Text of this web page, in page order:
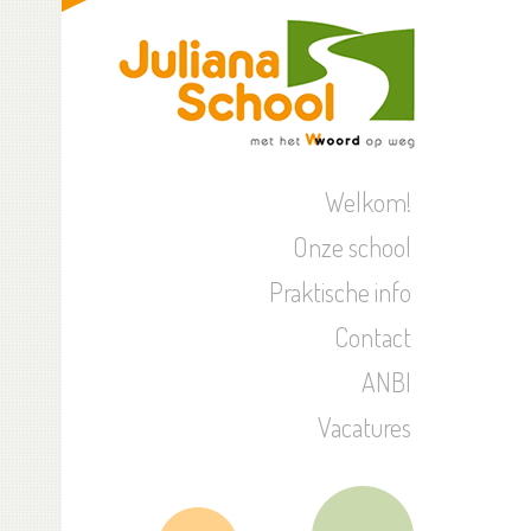
Welkom!
Onze school
Praktische info
Contact
ANBI
Vacatures